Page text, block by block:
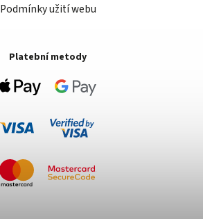
Podmínky užití webu
Platební metody